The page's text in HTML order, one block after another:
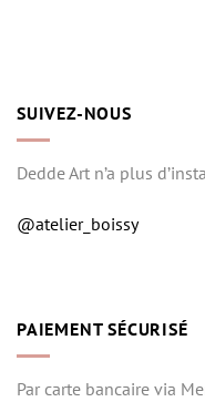
SUIVEZ-NOUS
Dedde Art n’a plus
@atelier_boissy
PAIEMENT SÉCURISÉ
Par carte bancaire via